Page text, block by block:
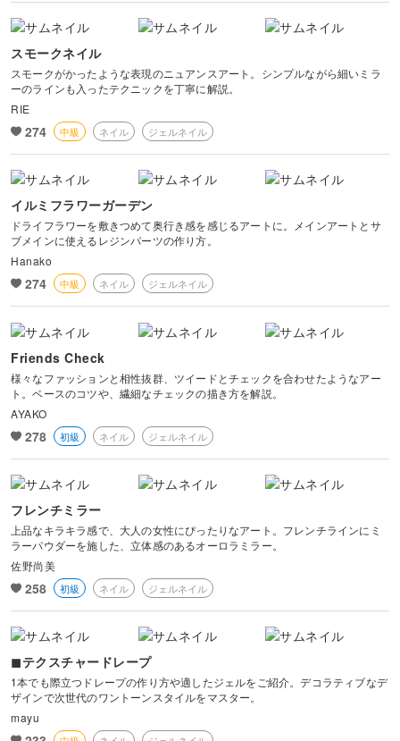
スモークネイル
スモークがかったような表現のニュアンスアート。シンプルながら細いミラ
ーのラインも入ったテクニックを丁寧に解説。
RIE
274 中級 ネイル ジェルネイル
イルミフラワーガーデン
ドライフラワーを敷きつめて奥行き感を感じるアートに。メインアートとサ
ブメインに使えるレジンパーツの作り方。
Hanako
274 中級 ネイル ジェルネイル
Friends Check
様々なファッションと相性抜群、ツイードとチェックを合わせたようなアー
ト。ベースのコツや、繊細なチェックの描き方を解説。
AYAKO
278 初級 ネイル ジェルネイル
フレンチミラー
上品なキラキラ感で、大人の女性にぴったりなアート。フレンチラインにミ
ラーパウダーを施した、立体感のあるオーロラミラー。
佐野尚美
258 初級 ネイル ジェルネイル
◼︎テクスチャードレープ
1本でも際立つドレープの作り方や適したジェルをご紹介。デコラティブなデ
ザインで次世代のワントーンスタイルをマスター。
mayu